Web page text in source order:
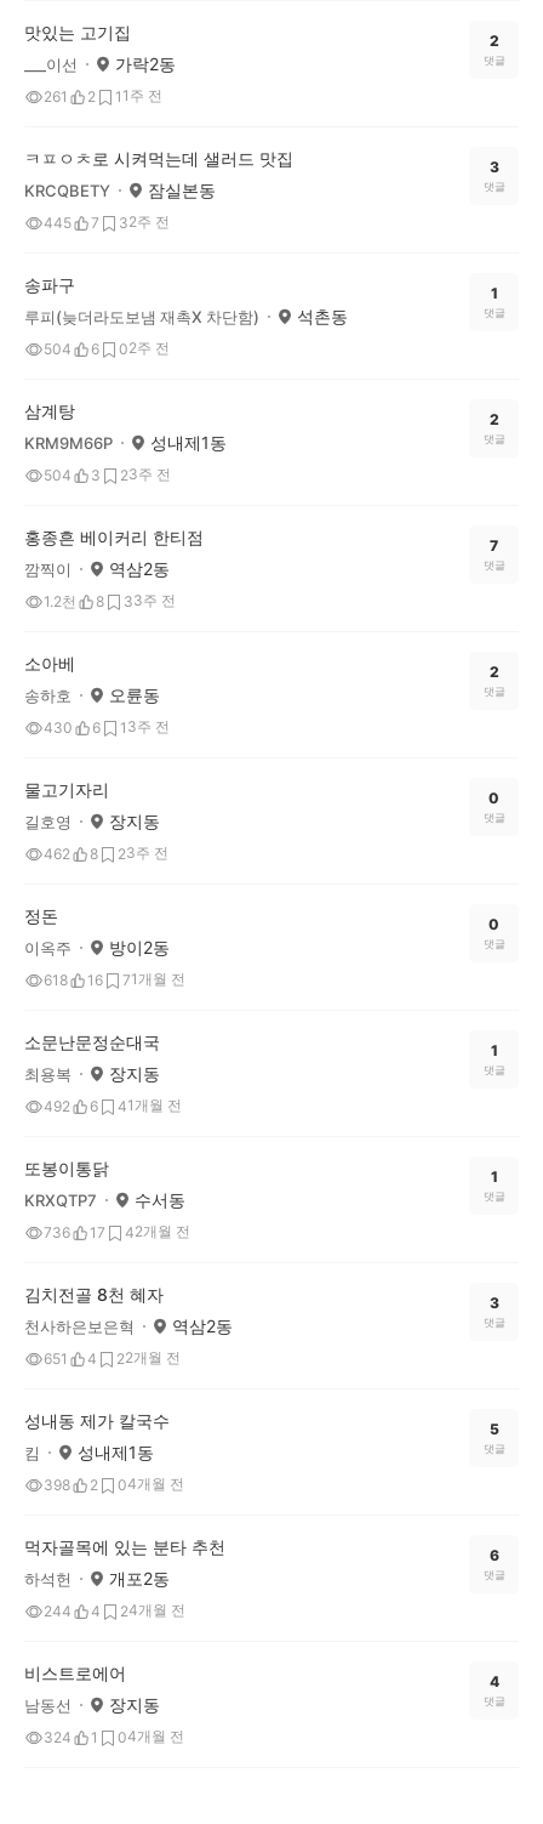
맛있는 고기집
___이선 가락2동
261 2 1 1주 전
2
댓글
ㅋㅍㅇㅊ로 시켜먹는데 샐러드 맛집
KRCQBETY 잠실본동
445 7 32주 전
3
댓글
송파구
루피(늦더라도보냄 재촉X 차단함) 석촌동
504 6 02주 전
1
댓글
삼계탕
KRM9M66P 성내제1동
504 3 23주 전
2
댓글
홍종흔 베이커리 한티점
깜찍이 역삼2동
1.2천 8 33주 전
7
댓글
소아베
송하호 오륜동
430 6 1 3주 전
2
댓글
물고기자리
길호영 장지동
462 8 23주 전
0
댓글
정돈
이옥주 방이2동
618 16 71개월 전
0
댓글
소문난문정순대국
최용복 장지동
492 6 41개월 전
1
댓글
또봉이통닭
KRXQTP7 수서동
736 17 42개월 전
1
댓글
김치전골 8천 혜자
천사하은보은혁 역삼2동
651 4 22개월 전
3
댓글
성내동 제가 칼국수
킴 성내제1동
398 2 04개월 전
5
댓글
먹자골목에 있는 분타 추천
하석헌 개포2동
244 4 24개월 전
6
댓글
비스트로에어
남동선 장지동
324 1 04개월 전
4
댓글